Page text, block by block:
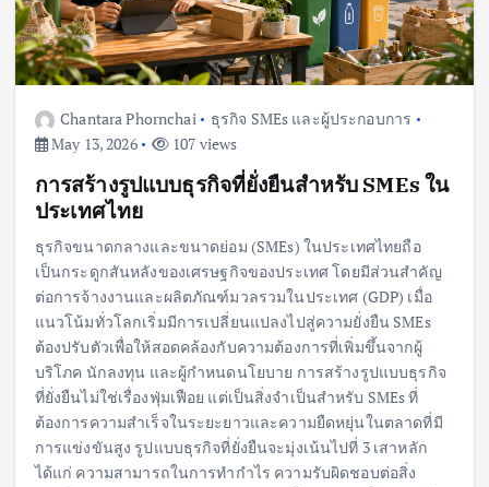
Chantara Phornchai
ธุรกิจ SMEs และผู้ประกอบการ
May 13, 2026
107 views
การสร้างรูปแบบธุรกิจที่ยั่งยืนสำหรับ SMEs ใน
ประเทศไทย
ธุรกิจขนาดกลางและขนาดย่อม (SMEs) ในประเทศไทยถือ
เป็นกระดูกสันหลังของเศรษฐกิจของประเทศ โดยมีส่วนสำคัญ
ต่อการจ้างงานและผลิตภัณฑ์มวลรวมในประเทศ (GDP) เมื่อ
แนวโน้มทั่วโลกเริ่มมีการเปลี่ยนแปลงไปสู่ความยั่งยืน SMEs
ต้องปรับตัวเพื่อให้สอดคล้องกับความต้องการที่เพิ่มขึ้นจากผู้
บริโภค นักลงทุน และผู้กำหนดนโยบาย การสร้างรูปแบบธุรกิจ
ที่ยั่งยืนไม่ใช่เรื่องฟุ่มเฟือย แต่เป็นสิ่งจำเป็นสำหรับ SMEs ที่
ต้องการความสำเร็จในระยะยาวและความยืดหยุ่นในตลาดที่มี
การแข่งขันสูง รูปแบบธุรกิจที่ยั่งยืนจะมุ่งเน้นไปที่ 3 เสาหลัก
ได้แก่ ความสามารถในการทำกำไร ความรับผิดชอบต่อสิ่ง